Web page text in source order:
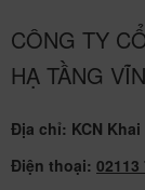
CÔNG TY
HẠ TẦNG
Địa chỉ: KCN
Điện thoại: 02113